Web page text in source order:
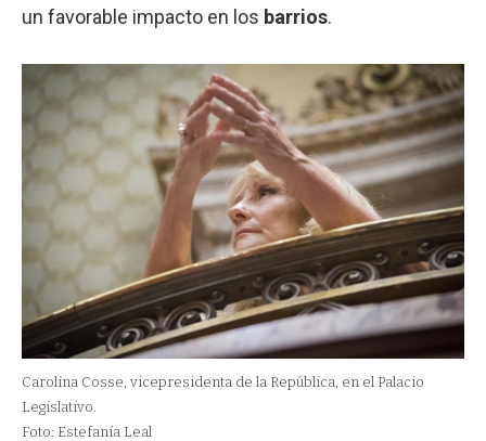
un favorable impacto en los barrios.
Carolina Cosse, vicepresidenta de la República, en el Palacio
Legislativo.
Foto: Estefanía Leal